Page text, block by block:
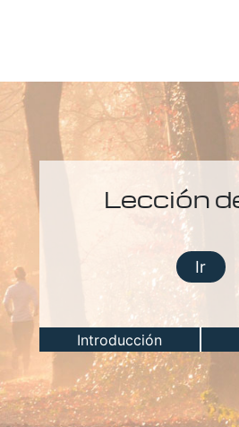
Lección
Ir
Introducción